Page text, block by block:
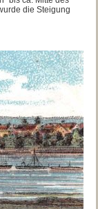
die Steigung